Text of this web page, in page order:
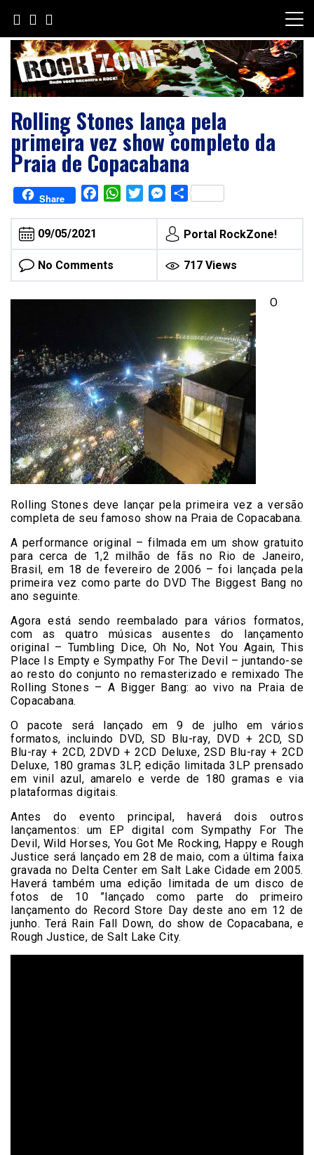
content
Rolling Stones lança pela
primeira vez show completo da
Praia de Copacabana
Share FacebookWhatsAppTwitterMessenger
Share
09/05/2021 Portal RockZone!
No Comments 717 Views
O
Rolling Stones deve lançar pela primeira vez a versão
completa de seu famoso show na Praia de Copacabana.
A performance original – filmada em um show gratuito
para cerca de 1,2 milhão de fãs no Rio de Janeiro,
Brasil, em 18 de fevereiro de 2006 – foi lançada pela
primeira vez como parte do DVD The Biggest Bang no
ano seguinte.
Agora está sendo reembalado para vários formatos,
com as quatro músicas ausentes do lançamento
original – Tumbling Dice, Oh No, Not You Again, This
Place Is Empty e Sympathy For The Devil – juntando-se
ao resto do conjunto no remasterizado e remixado The
Rolling Stones – A Bigger Bang: ao vivo na Praia de
Copacabana.
O pacote será lançado em 9 de julho em vários
formatos, incluindo DVD, SD Blu-ray, DVD + 2CD, SD
Blu-ray + 2CD, 2DVD + 2CD Deluxe, 2SD Blu-ray + 2CD
Deluxe, 180 gramas 3LP, edição limitada 3LP prensado
em vinil azul, amarelo e verde de 180 gramas e via
plataformas digitais.
Antes do evento principal, haverá dois outros
lançamentos: um EP digital com Sympathy For The
Devil, Wild Horses, You Got Me Rocking, Happy e Rough
Justice será lançado em 28 de maio, com a última faixa
gravada no Delta Center em Salt Lake Cidade em 2005.
Haverá também uma edição limitada de um disco de
fotos de 10 ”lançado como parte do primeiro
lançamento do Record Store Day deste ano em 12 de
junho. Terá Rain Fall Down, do show de Copacabana, e
Rough Justice, de Salt Lake City.